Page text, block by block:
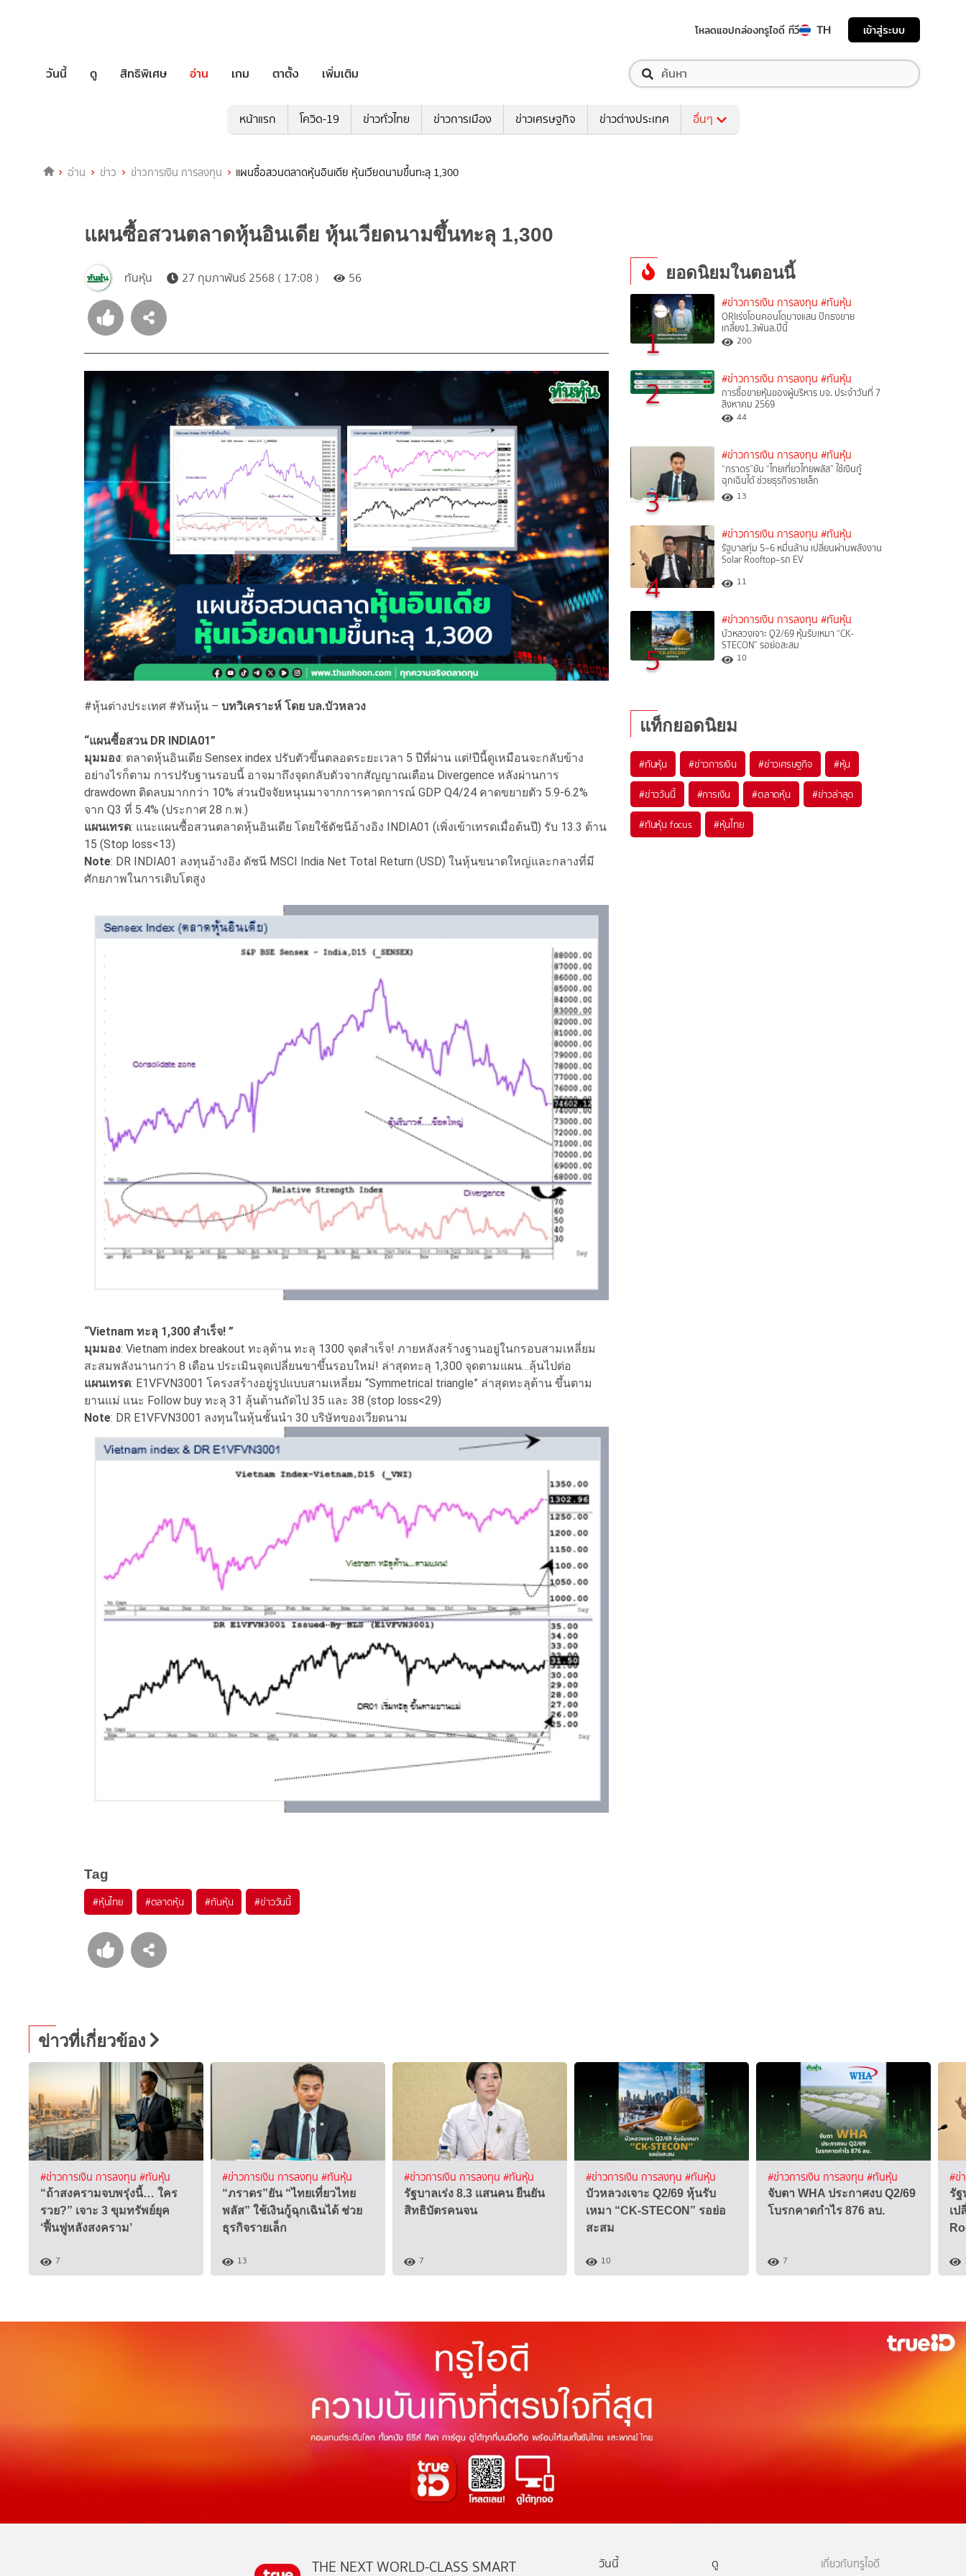
โหลดแอปกล่องทรูไอดี ทีวี TH เข้าสู่ระบบ
วันนี้ ดู สิทธิพิเศษ อ่าน เกม ตาตั้ง เพิ่มเติม
หน้าแรก โควิด-19 ข่าวทั่วไทย ข่าวการเมือง ข่าวเศรษฐกิจ ข่าวต่างประเทศ อื่นๆ
อ่าน ข่าว ข่าวการเงิน การลงทุน แผนซื้อสวนตลาดหุ้นอินเดีย หุ้นเวียดนามขึ้นทะลุ 1,300
แผนซื้อสวนตลาดหุ้นอินเดีย หุ้นเวียดนามขึ้นทะลุ 1,300
ทันหุ้น 27 กุมภาพันธ์ 2568 ( 17:08 ) 56
#หุ้นต่างประเทศ #ทันหุ้น – บทวิเคราะห์ โดย บล.บัวหลวง
“แผนซื้อสวน DR INDIA01”
มุมมอง: ตลาดหุ้นอินเดีย Sensex index ปรับตัวขึ้นตลอดระยะเวลา 5 ปีที่ผ่าน แต่!ปีนี้ดูเหมือนจะกลับข้าง
อย่างไรก็ตาม การปรับฐานรอบนี้ อาจมาถึงจุดกลับตัวจากสัญญาณเตือน Divergence หลังผ่านการ
drawdown ติดลบมากกว่า 10% ส่วนปัจจัยหนุนมาจากการคาดการณ์ GDP Q4/24 คาดขยายตัว 5.9-6.2%
จาก Q3 ที่ 5.4% (ประกาศ 28 ก.พ.)
แผนเทรด: แนะแผนซื้อสวนตลาดหุ้นอินเดีย โดยใช้ดัชนีอ้างอิง INDIA01 (เพิ่งเข้าเทรดเมื่อต้นปี) รับ 13.3 ต้าน
15 (Stop loss<13)
Note: DR INDIA01 ลงทุนอ้างอิง ดัชนี MSCI India Net Total Return (USD) ในหุ้นขนาดใหญ่และกลางที่มี
ศักยภาพในการเติบโตสูง
“Vietnam ทะลุ 1,300 สำเร็จ! ”
มุมมอง: Vietnam index breakout ทะลุต้าน ทะลุ 1300 จุดสำเร็จ! ภายหลังสร้างฐานอยู่ในกรอบสามเหลี่ยม
สะสมพลังนานกว่า 8 เดือน ประเมินจุดเปลี่ยนขาขึ้นรอบใหม่! ล่าสุดทะลุ 1,300 จุดตามแผน…ลุ้นไปต่อ
แผนเทรด: E1VFVN3001 โครงสร้างอยู่รูปแบบสามเหลี่ยม “Symmetrical triangle” ล่าสุดทะลุต้าน ขึ้นตาม
ยานแม่ แนะ Follow buy ทะลุ 31 ลุ้นต้านถัดไป 35 และ 38 (stop loss<29)
Note: DR E1VFVN3001 ลงทุนในหุ้นชั้นนำ 30 บริษัทของเวียดนาม
Tag
#หุ้นไทย #ตลาดหุ้น #ทันหุ้น #ข่าววันนี้
ยอดนิยมในตอนนี้
1
#ข่าวการเงิน การลงทุน #ทันหุ้น
ORIเร่งโอนคอนโดบางแสน ปักธงขาย
เกลี้ยง1.3พันล.ปีนี้
200
2 #ข่าวการเงิน การลงทุน #ทันหุ้น
การซื้อขายหุ้นของผู้บริหาร บจ. ประจำวันที่ 7
สิงหาคม 2569
44
3
#ข่าวการเงิน การลงทุน #ทันหุ้น
“ภราดร”ยัน “ไทยเที่ยวไทยพลัส” ใช้เงินกู้
ฉุกเฉินได้ ช่วยธุรกิจรายเล็ก
13
4
#ข่าวการเงิน การลงทุน #ทันหุ้น
รัฐบาลทุ่ม 5–6 หมื่นล้าน เปลี่ยนผ่านพลังงาน
Solar Rooftop–รถ EV
11
5
#ข่าวการเงิน การลงทุน #ทันหุ้น
บัวหลวงเจาะ Q2/69 หุ้นรับเหมา “CK-
STECON” รอย่อสะสม
10
แท็กยอดนิยม
#ทันหุ้น #ข่าวการเงิน #ข่าวเศรษฐกิจ #หุ้น
#ข่าววันนี้ #การเงิน #ตลาดหุ้น #ข่าวล่าสุด
#ทันหุ้น focus #หุ้นไทย
ข่าวที่เกี่ยวข้อง
#ข่าวการเงิน การลงทุน #ทันหุ้น
“ถ้าสงครามจบพรุ่งนี้… ใคร
รวย?” เจาะ 3 ขุมทรัพย์ยุค
‘ฟื้นฟูหลังสงคราม’
7
#ข่าวการเงิน การลงทุน #ทันหุ้น
“ภราดร”ยัน “ไทยเที่ยวไทย
พลัส” ใช้เงินกู้ฉุกเฉินได้ ช่วย
ธุรกิจรายเล็ก
13
#ข่าวการเงิน การลงทุน #ทันหุ้น
รัฐบาลเร่ง 8.3 แสนคน ยืนยัน
สิทธิบัตรคนจน
7
#ข่าวการเงิน การลงทุน #ทันหุ้น
บัวหลวงเจาะ Q2/69 หุ้นรับ
เหมา “CK-STECON” รอย่อ
สะสม
10
#ข่าวการเงิน การลงทุน #ทันหุ้น
จับตา WHA ประกาศงบ Q2/69
โบรกคาดกำไร 876 ลบ.
7
#ข่
รั
เป
THE NEXT WORLD-CLASS SMART วันนี้ ดู เกี่ยวกับทรูไอดี